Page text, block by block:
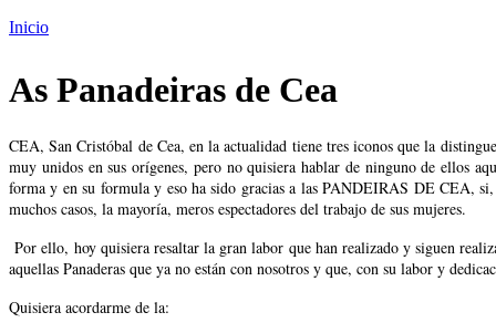
Inicio
As Panadeiras de Cea
CEA, San Cristóbal de Cea, en la actualidad tiene tres iconos que la
muy unidos en sus orígenes, pero no quisiera hablar de ninguno de ellos
forma y en su formula y eso ha sido gracias a las PANDEIRAS DE CEA, si,
muchos casos, la mayoría, meros espectadores del trabajo de sus mujeres.
Por ello, hoy quisiera resaltar la gran labor que han realizado y siguen
aquellas Panaderas que ya no están con nosotros y que, con su labor y
Quisiera acordarme de la: